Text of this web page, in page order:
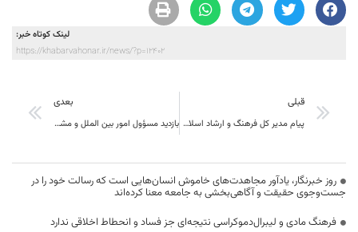
لینک کوتاه خبر:
https://khabarvahonar.ir/news/?p=12402
قبلی
پیام مدیر کل فرهنگ و ارشاد اسلامی خراسان جنوبی به مناسبت روز سینما
بعدی
بازدید مسؤول امور بین الملل و مشاور معاون صنایع دستی کشور از فعالیت‌های صنایع دستی خوسف
روز خبرنگار، یادآور مجاهدت‌های خاموش انسان‌هایی است که رسالت خود را در
جست‌وجوی حقیقت و آگاهی‌بخشی به جامعه معنا کرده‌اند
فرهنگ مادی و لیبرال‌دموکراسی نتیجه‌ای جز فساد و انحطاط اخلاقی ندارد